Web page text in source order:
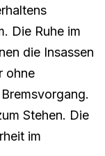
Die Ruhe im
die Insassen
ohne
Stehen. Die
im